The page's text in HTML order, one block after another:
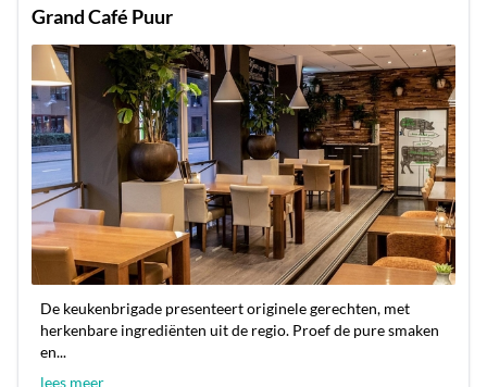
Grand Café Puur
De keukenbrigade presenteert originele gerechten, met
herkenbare ingrediënten uit de regio. Proef de pure smaken
en...
lees meer